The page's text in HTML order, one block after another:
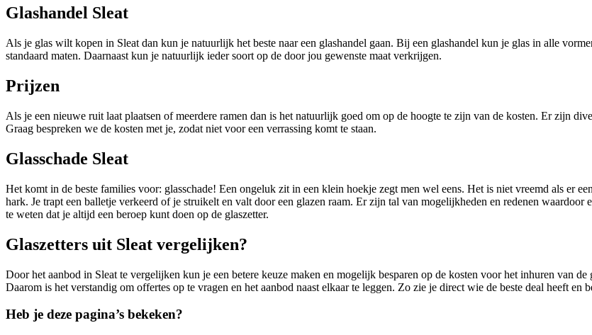
Glashandel Sleat
Als je glas wilt kopen in Sleat dan kun je natuurlijk het beste naar een glashandel gaan. Bij een glashandel kun je glas in alle
standaard maten. Daarnaast kun je natuurlijk ieder soort op de door jou gewenste maat verkrijgen.
Prijzen
Als je een nieuwe ruit laat plaatsen of meerdere ramen dan is het natuurlijk goed om op de hoogte te zijn van de kosten. Er zijn
Graag bespreken we de kosten met je, zodat niet voor een verrassing komt te staan.
Glasschade Sleat
Het komt in de beste families voor: glasschade! Een ongeluk zit in een klein hoekje zegt men wel eens. Het is niet vreemd als er
hark. Je trapt een balletje verkeerd of je struikelt en valt door een glazen raam. Er zijn tal van mogelijkheden en redenen
te weten dat je altijd een beroep kunt doen op de glaszetter.
Glaszetters uit Sleat vergelijken?
Door het aanbod in Sleat te vergelijken kun je een betere keuze maken en mogelijk besparen op de kosten voor het inhuren van
Daarom is het verstandig om offertes op te vragen en het aanbod naast elkaar te leggen. Zo zie je direct wie de beste deal heeft en
Heb je deze pagina’s bekeken?